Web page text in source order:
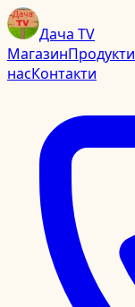
Дача TV
МагазинПродукти
насКонтакти